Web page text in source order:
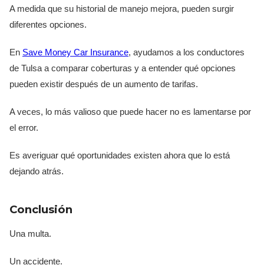
A medida que su historial de manejo mejora, pueden surgir
diferentes opciones.
En Save Money Car Insurance, ayudamos a los conductores
de Tulsa a comparar coberturas y a entender qué opciones
pueden existir después de un aumento de tarifas.
A veces, lo más valioso que puede hacer no es lamentarse por
el error.
Es averiguar qué oportunidades existen ahora que lo está
dejando atrás.
Conclusión
Una multa.
Un accidente.